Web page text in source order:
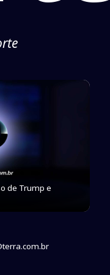
de Trump e